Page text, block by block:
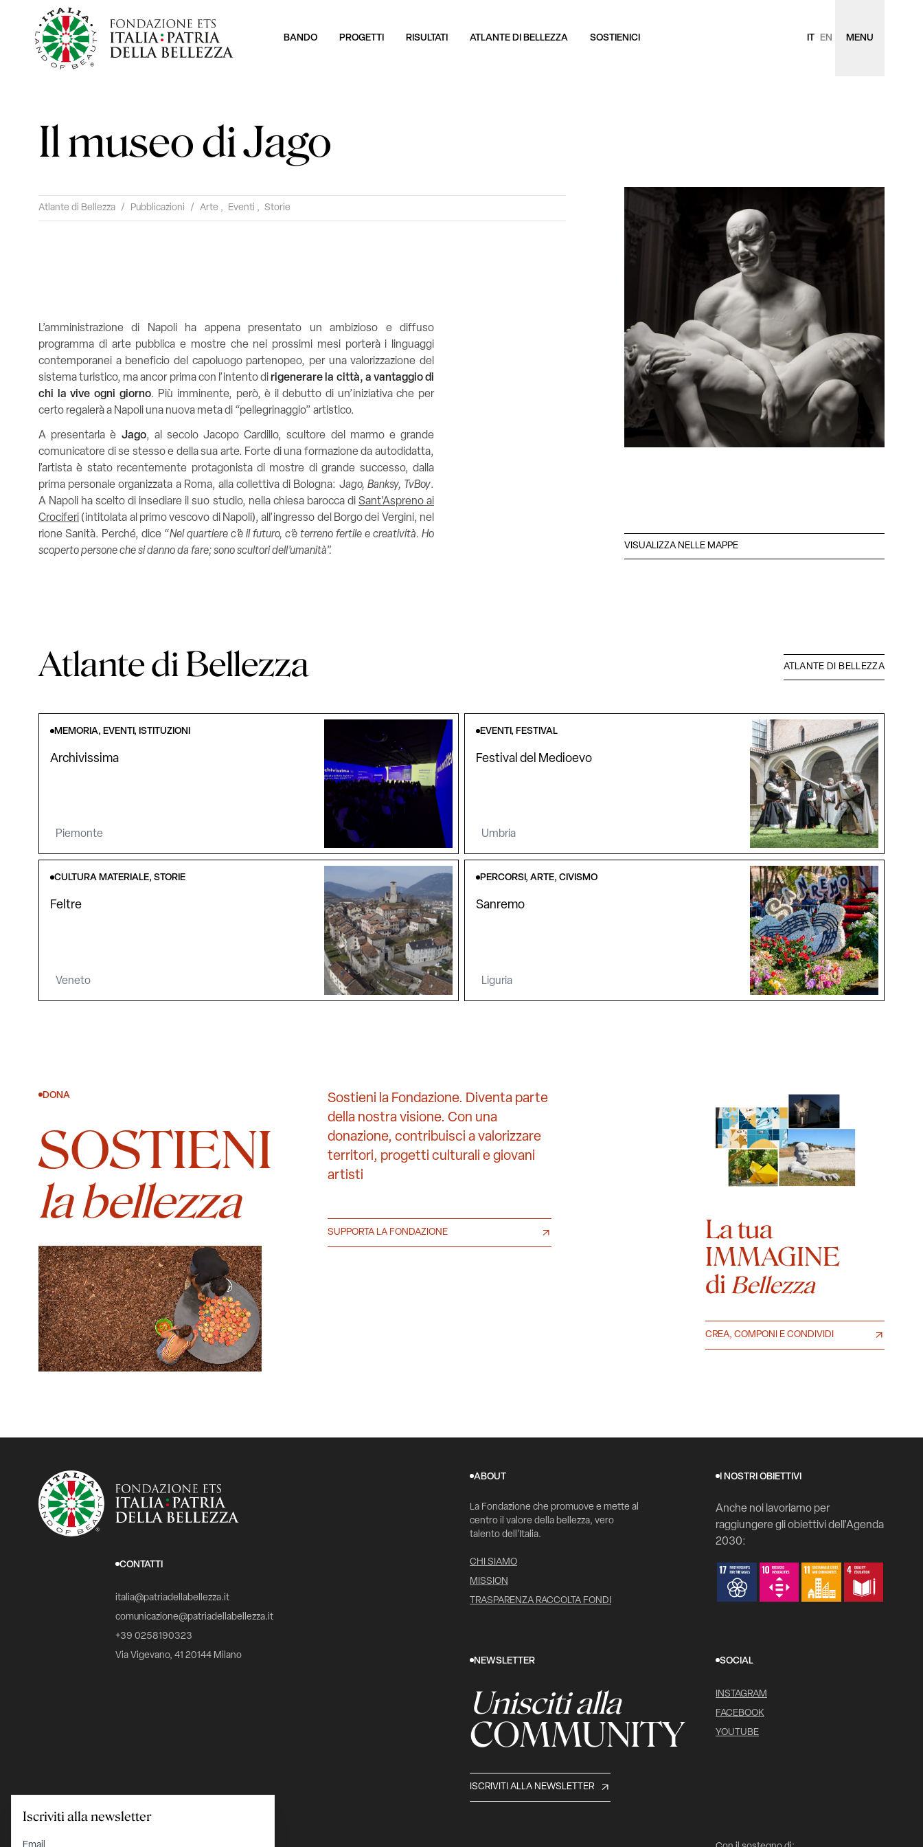
BANDO PROGETTI RISULTATI ATLANTE DI BELLEZZA SOSTIENICI IT EN MENU
Il museo di Jago
Atlante di Bellezza / Pubblicazioni / Arte , Eventi , Storie
L’amministrazione di Napoli ha appena presentato un ambizioso e diffuso
programma di arte pubblica e mostre che nei prossimi mesi porterà i linguaggi
contemporanei a beneficio del capoluogo partenopeo, per una valorizzazione del
sistema turistico, ma ancor prima con l’intento dirigenerare la città, a vantaggio di
chi la vive ogni giorno. Più imminente, però, è il debutto di un’iniziativa che per
certo regalerà a Napoli una nuova meta di “pellegrinaggio” artistico.
A presentarla è Jago, al secolo Jacopo Cardillo, scultore del marmo e grande
comunicatore di se stesso e della sua arte. Forte di una formazione da autodidatta,
l’artista è stato recentemente protagonista di mostre di grande successo, dalla
prima personale organizzata a Roma, alla collettiva di Bologna: Jago, Banksy, TvBoy.
A Napoli ha scelto di insediare il suo studio, nella chiesa barocca di Sant’Aspreno ai
Crociferi (intitolata al primo vescovo di Napoli), all’ingresso del Borgo dei Vergini, nel
rione Sanità. Perché, dice “Nel quartiere c’è il futuro, c’è terreno fertile e creatività. Ho
scoperto persone che si danno da fare; sono scultori dell’umanità”.
VISUALIZZA NELLE MAPPE
Atlante di Bellezza ATLANTE DI BELLEZZA
MEMORIA, EVENTI, ISTITUZIONI
Archivissima
Piemonte
EVENTI, FESTIVAL
Festival del Medioevo
Umbria
CULTURA MATERIALE, STORIE
Feltre
Veneto
PERCORSI, ARTE, CIVISMO
Sanremo
Liguria
DONA
SOSTIENI
la bellezza
Sostieni la Fondazione. Diventa parte
della nostra visione. Con una
donazione, contribuisci a valorizzare
territori, progetti culturali e giovani
artisti
SUPPORTA LA FONDAZIONE
La tua
IMMAGINE
di Bellezza
CREA, COMPONI E CONDIVIDI
CONTATTI
italia@patriadellabellezza.it
comunicazione@patriadellabellezza.it
+39 0258190323
Via Vigevano, 41 20144 Milano
ABOUT
La Fondazione che promuove e mette al
centro il valore della bellezza, vero
talento dell’Italia.
CHI SIAMO
MISSION
TRASPARENZA RACCOLTA FONDI
I NOSTRI OBIETTIVI
Anche noi lavoriamo per
raggiungere gli obiettivi dell'Agenda
2030:
NEWSLETTER
Unisciti alla
COMMUNITY
ISCRIVITI ALLA NEWSLETTER
SOCIAL
INSTAGRAM
FACEBOOK
YOUTUBE
Iscriviti alla newsletter